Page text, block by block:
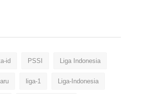
id PSSI Liga Indonesia
liga-1 Liga-Indonesia